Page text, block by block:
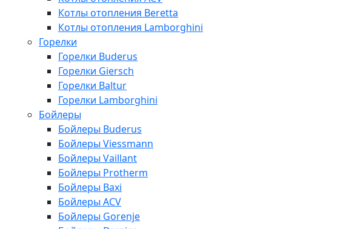
Котлы отопления Beretta
Котлы отопления Lamborghini
Горелки
Горелки Buderus
Горелки Giersch
Горелки Baltur
Горелки Lamborghini
Бойлеры
Бойлеры Buderus
Бойлеры Viessmann
Бойлеры Vaillant
Бойлеры Protherm
Бойлеры Baxi
Бойлеры ACV
Бойлеры Gorenje